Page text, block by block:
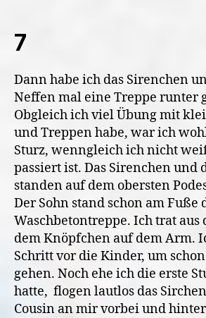
7
Dann habe ich das Sirenchen
Neffen mal eine Treppe runter
Obgleich ich viel Übung mit
und Treppen habe, war ich
Sturz, wenngleich ich nicht
passiert ist. Das Sirenchen und
standen auf dem obersten
Der Sohn stand schon am Fuße
Waschbetontreppe. Ich trat aus
dem Knöpfchen auf dem Arm.
Schritt vor die Kinder, um
gehen. Noch ehe ich die erste
hatte, flogen lautlos das
Cousin an mir vorbei und